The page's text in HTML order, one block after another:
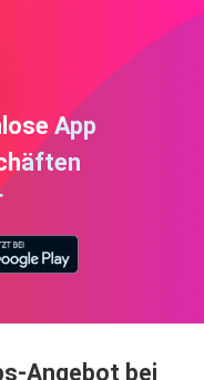
App
Angebot bei